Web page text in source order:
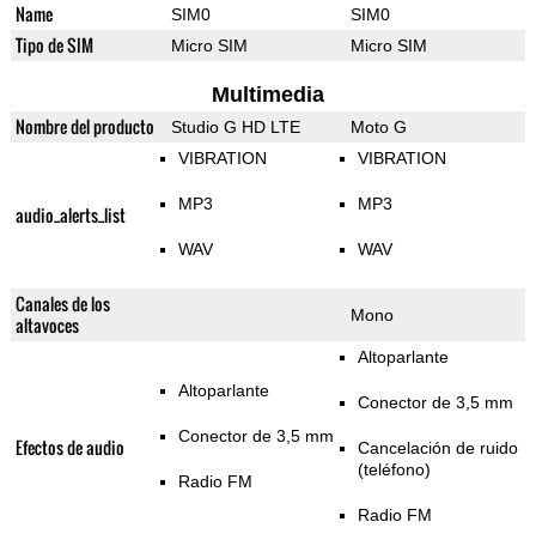
Name SIM0 SIM0
Tipo de SIM Micro SIM Micro SIM
Multimedia
Nombre del producto Studio G HD LTE Moto G
audio_alerts_list
VIBRATION
MP3
WAV
VIBRATION
MP3
WAV
Canales de los
altavoces
Mono
Efectos de audio
Altoparlante
Conector de 3,5 mm
Radio FM
Altoparlante
Conector de 3,5 mm
Cancelación de ruido
(teléfono)
Radio FM